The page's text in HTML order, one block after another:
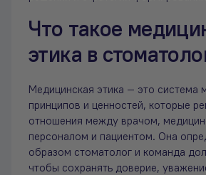
Что такое
этика в
Медицинская этика — это система
принципов и ценностей, которые
отношения между врачом,
персоналом и пациентом. Она
образом стоматолог и команда
чтобы сохранять доверие,